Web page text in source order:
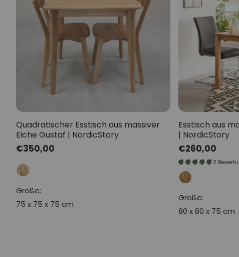
Quadratischer Esstisch aus massiver
Eiche Gustaf | NordicStory
Normaler
Preis
€350,00
Größe:
75 x 75 x 75 cm
Esstisch aus
| NordicStory
Normaler
Preis
€260,00
2
Größe:
80 x 80 x 75 cm